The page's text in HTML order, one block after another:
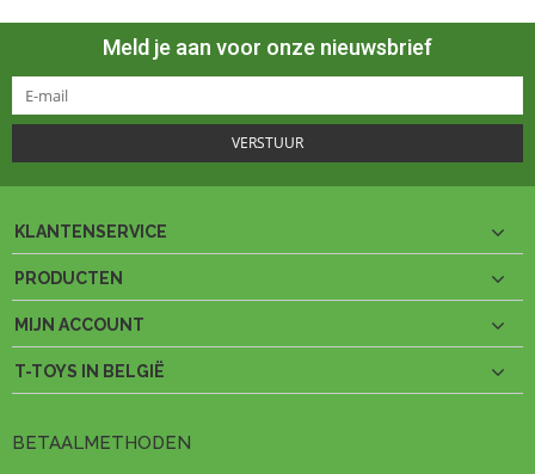
Meld je aan voor onze nieuwsbrief
VERSTUUR
KLANTENSERVICE
PRODUCTEN
MIJN ACCOUNT
T-TOYS IN BELGIË
BETAALMETHODEN